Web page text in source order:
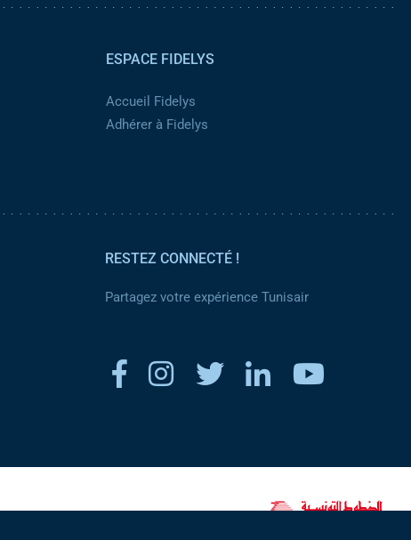
ESPACE FIDELYS
Accueil Fidelys
Adhérer à Fidelys
RESTEZ CONNECTÉ !
Partagez votre expérience Tunisair